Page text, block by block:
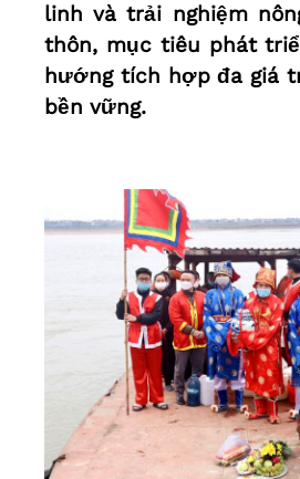
linh và trải nghiệm
thôn, mục tiêu phát
hướng tích hợp đa giá
bền vững.